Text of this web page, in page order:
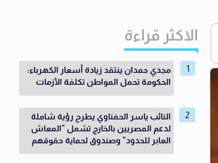
الاكثر قراءة
مجدي حمدان ينتقد زيادة أسعار الكهرباء:
الحكومة تحمل المواطن تكلفة الأزمات
النائب ياسر الحفناوي يطرح رؤية شاملة
لدعم المصريين بالخارج تشمل "المعاش
العابر للحدود" وصندوق لحماية حقوقهم